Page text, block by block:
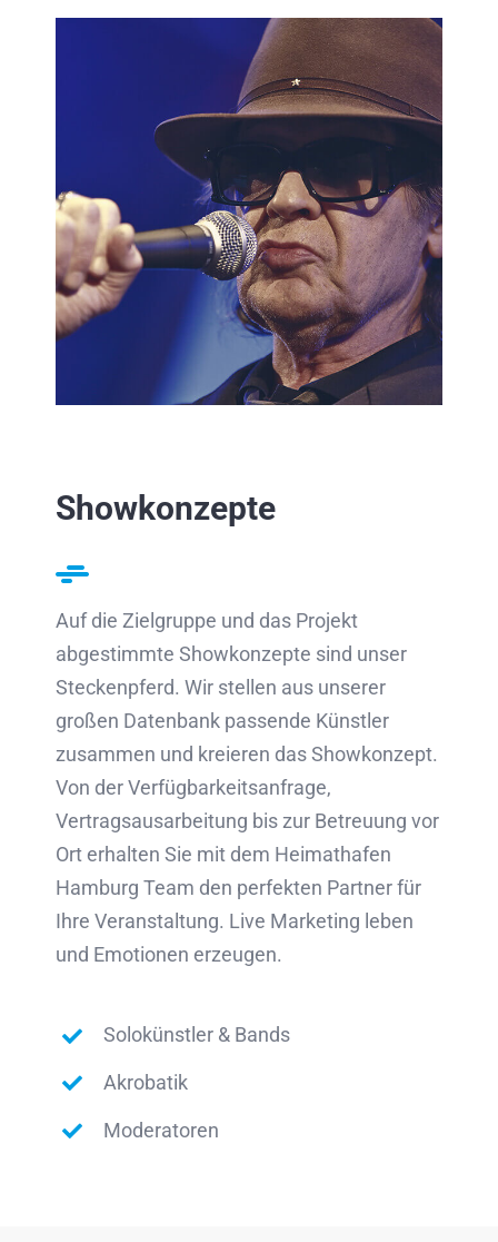
Showkonzepte
Auf die Zielgruppe und das Projekt
abgestimmte Showkonzepte sind unser
Steckenpferd. Wir stellen aus unserer
großen Datenbank passende Künstler
zusammen und kreieren das Showkonzept.
Von der Verfügbarkeitsanfrage,
Vertragsausarbeitung bis zur Betreuung vor
Ort erhalten Sie mit dem Heimathafen
Hamburg Team den perfekten Partner für
Ihre Veranstaltung. Live Marketing leben
und Emotionen erzeugen.
Solokünstler & Bands
Akrobatik
Moderatoren